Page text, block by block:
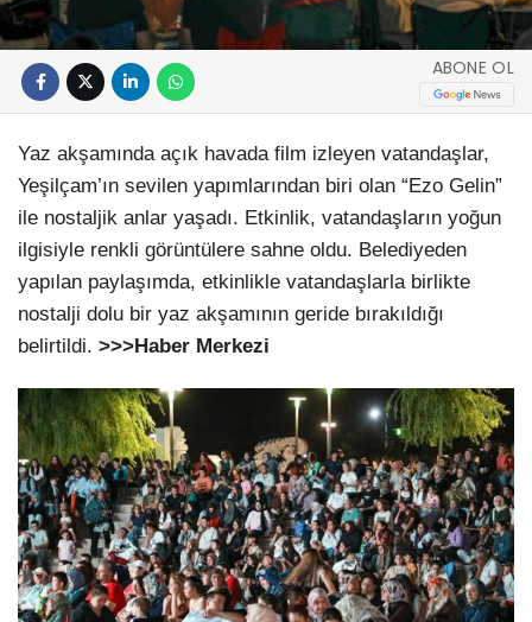
ABONE OL
Yaz akşamında açık havada film izleyen vatandaşlar,
Yeşilçam’ın sevilen yapımlarından biri olan “Ezo Gelin”
ile nostaljik anlar yaşadı. Etkinlik, vatandaşların yoğun
ilgisiyle renkli görüntülere sahne oldu. Belediyeden
yapılan paylaşımda, etkinlikle vatandaşlarla birlikte
nostalji dolu bir yaz akşamının geride bırakıldığı
belirtildi. >>>Haber Merkezi